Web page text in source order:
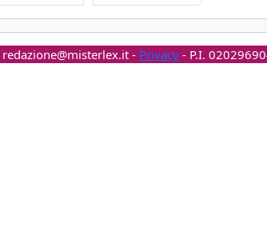
redazione@misterlex.it- Privacy- P.I.